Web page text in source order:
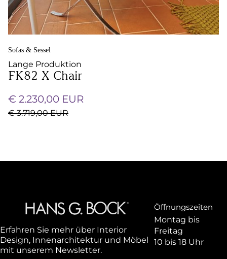
Sofas & Sessel
Lange Produktion
FK82 X Chair
€ 2.230,00 EUR
€ 3.719,00 EUR
Öffnungszeiten
Montag bis
Freitag
10 bis 18 Uhr
Erfahren Sie mehr über Interior
Design, Innenarchitektur und Möbel
mit unserem Newsletter.